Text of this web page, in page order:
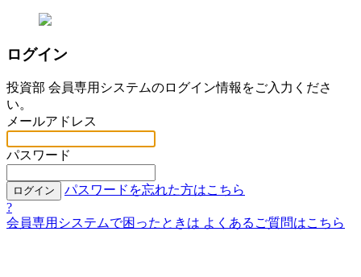
ログイン
投資部 会員専用システムのログイン情報をご入力くださ
い。
メールアドレス
パスワード
ログイン
パスワードを忘れた方はこちら
?
会員専用システムで困ったときは よくあるご質問はこちら